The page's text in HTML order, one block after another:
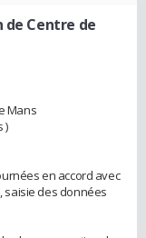
de Centre de
Mans
)
en accord avec
saisie des données